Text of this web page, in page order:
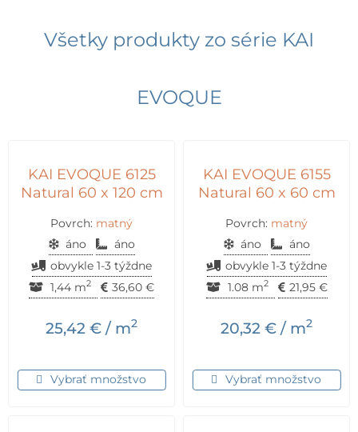
Všetky produkty zo série KAI
EVOQUE
KAI EVOQUE 6125
Natural 60 x 120 cm
Povrch: matný
áno
áno
obvykle 1-3 týždne
1,44 m2 36,60 €
25,42 € / m2
Vybrať množstvo
KAI EVOQUE 6155
Natural 60 x 60 cm
Povrch: matný
áno
áno
obvykle 1-3 týždne
1.08 m2 21,95 €
20,32 € / m2
Vybrať množstvo